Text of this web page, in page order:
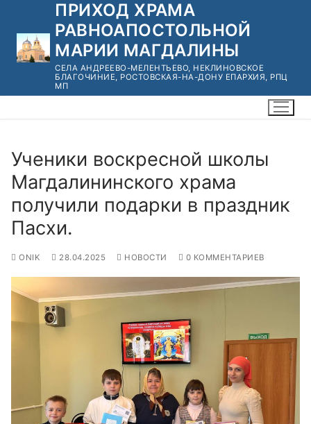
содержимому
ПРИХОД ХРАМА
РАВНОАПОСТОЛЬНОЙ
МАРИИ МАГДАЛИНЫ
СЕЛА АНДРЕЕВО-МЕЛЕНТЬЕВО, НЕКЛИНОВСКОЕ
БЛАГОЧИНИЕ, РОСТОВСКАЯ-НА-ДОНУ ЕПАРХИЯ, РПЦ
МП
Ученики воскресной школы
Магдалининского храма
получили подарки в праздник
Пасхи.
ONIK 28.04.2025 НОВОСТИ 0 КОММЕНТАРИЕВ